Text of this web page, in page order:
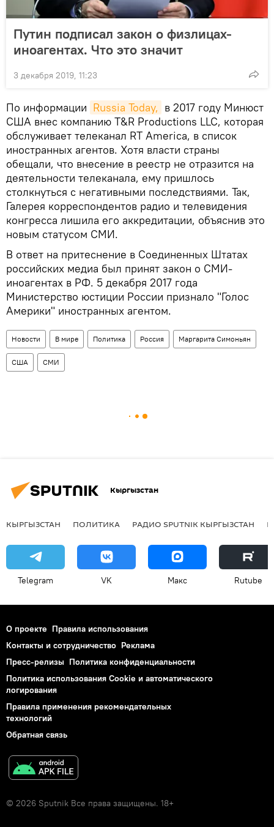
Путин подписал закон о физлицах-
иноагентах. Что это значит
3 декабря 2019, 11:23
По информации Russia Today, в 2017 году Минюст
США внес компанию T&R Productions LLC, которая
обслуживает телеканал RT America, в список
иностранных агентов. Хотя власти страны
обещали, что внесение в реестр не отразится на
деятельности телеканала, ему пришлось
столкнуться с негативными последствиями. Так,
Галерея корреспондентов радио и телевидения
конгресса лишила его аккредитации, объяснив это
новым статусом СМИ.
В ответ на притеснение в Соединенных Штатах
российских медиа был принят закон о СМИ-
иноагентах в РФ. 5 декабря 2017 года
Министерство юстиции России признало "Голос
Америки" иностранных агентом.
Новости В мире Политика Россия Маргарита Симоньян
США СМИ
Кыргызстан
КЫРГЫЗСТАН ПОЛИТИКА РАДИО SPUTNIK КЫРГЫЗСТАН
Telegram VK Макс Rutube
О проекте Правила использования
Контакты и сотрудничество Реклама
Пресс-релизы Политика конфиденциальности
Политика использования Cookie и автоматического
логирования
Правила применения рекомендательных
технологий
Обратная связь
© 2026 Sputnik Все права защищены. 18+